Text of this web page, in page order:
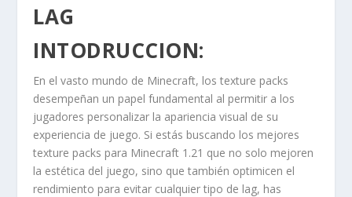
LAG
INTODRUCCION:
En el vasto mundo de Minecraft, los texture packs
desempeñan un papel fundamental al permitir a los
jugadores personalizar la apariencia visual de su
experiencia de juego. Si estás buscando los mejores
texture packs para Minecraft 1.21 que no solo mejoren
la estética del juego, sino que también optimicen el
rendimiento para evitar cualquier tipo de lag, has